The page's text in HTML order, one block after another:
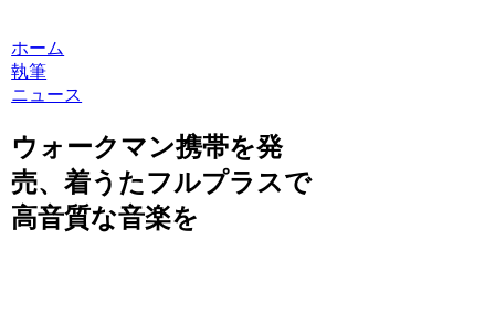
ホーム
執筆
ニュース
ウォークマン携帯を発
売、着うたフルプラスで
高音質な音楽を